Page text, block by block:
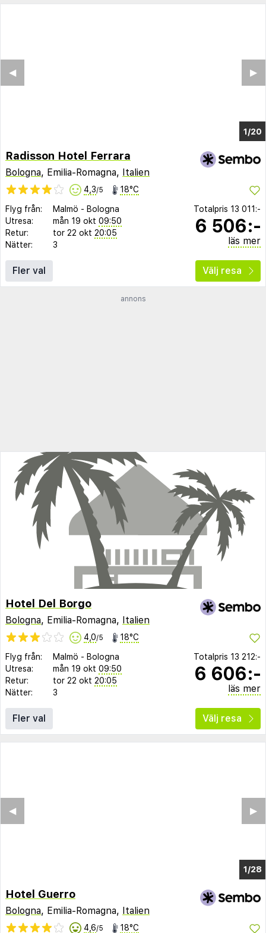
1/15
▶︎
◀︎
Radisson Hotel Ferrara
Bologna, Emilia-Romagna, Italien
4,3/5 18°C
Flyg från: Malmö - Bologna
Utresa:
mån 19 okt 09:50
Retur:
tor 22 okt 20:05
Nätter:
3
Totalpris 13 011:-
6 506:-
läs mer
Fler val Välj resa
annons
Hotel Del Borgo
Bologna, Emilia-Romagna, Italien
4,0/5 18°C
Flyg från: Malmö - Bologna
Utresa:
mån 19 okt 09:50
Retur:
tor 22 okt 20:05
Nätter:
3
Totalpris 13 212:-
6 606:-
läs mer
Fler val Välj resa
1/24
▶︎
◀︎
Hotel Guerro
Bologna, Emilia-Romagna, Italien
4,6/5 18°C